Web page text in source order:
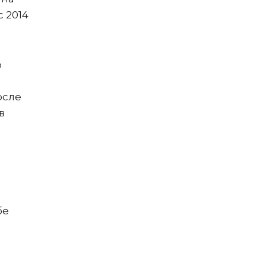
2014